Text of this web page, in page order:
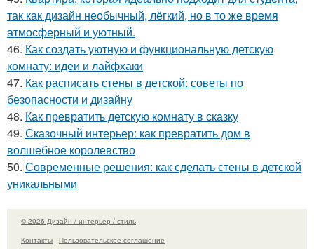
так как дизайн необычный, лёгкий, но в то же время
атмосферный и уютный.
46. Как создать уютную и функциональную детскую
комнату: идеи и лайфхаки
47. Как расписать стены в детской: советы по
безопасности и дизайну
48. Как превратить детскую комнату в сказку
49. Сказочный интерьер: как превратить дом в
волшебное королевство
50. Современные решения: как сделать стены в детской
уникальными
© 2026 Дизайн / интерьер / стиль
Контакты
Пользовательское соглашение